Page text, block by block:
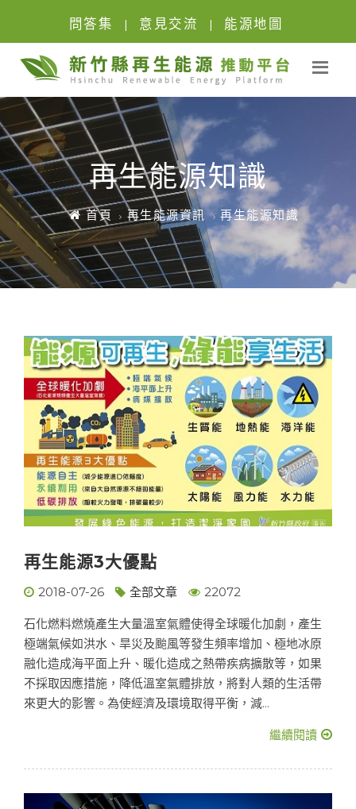
問答集 | 意見交流 | 能源地圖
再生能源知識
首頁 再生能源資訊 再生能源知識
再生能源3大優點
2018-07-26 全部文章 22072
石化燃料燃燒產生大量溫室氣體使得全球暖化加劇，產生
極端氣候如洪水、旱災及颱風等發生頻率增加、極地冰原
融化造成海平面上升、暖化造成之熱帶疾病擴散等，如果
不採取因應措施，降低溫室氣體排放，將對人類的生活帶
來更大的影響。為使經濟及環境取得平衡，減...
繼續閱讀